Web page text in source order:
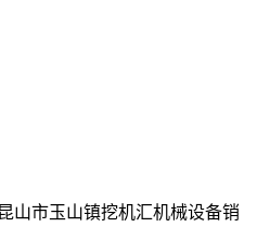
山市玉山镇挖机汇机械设备销